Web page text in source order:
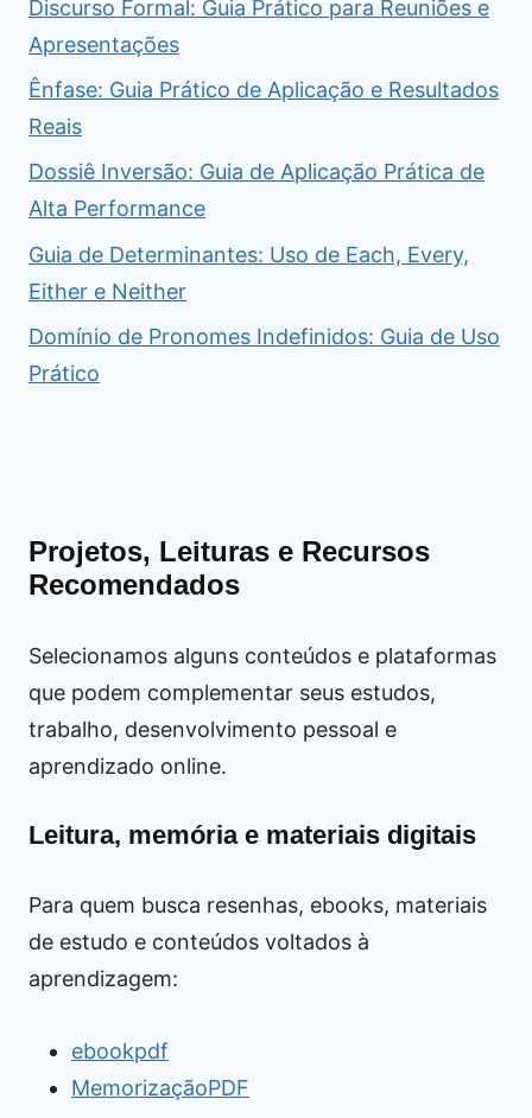
Discurso Formal: Guia Prático para Reuniões e
Apresentações
Ênfase: Guia Prático de Aplicação e Resultados
Reais
Dossiê Inversão: Guia de Aplicação Prática de
Alta Performance
Guia de Determinantes: Uso de Each, Every,
Either e Neither
Domínio de Pronomes Indefinidos: Guia de Uso
Prático
Projetos, Leituras e Recursos
Recomendados
Selecionamos alguns conteúdos e plataformas
que podem complementar seus estudos,
trabalho, desenvolvimento pessoal e
aprendizado online.
Leitura, memória e materiais digitais
Para quem busca resenhas, ebooks, materiais
de estudo e conteúdos voltados à
aprendizagem:
ebookpdf
MemorizaçãoPDF